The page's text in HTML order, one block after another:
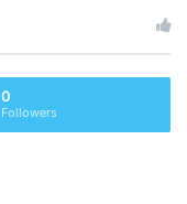
0
Followers